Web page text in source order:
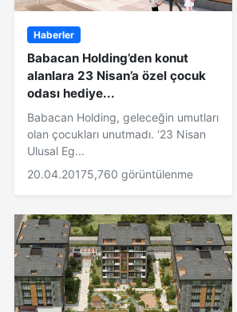
Haberler
Babacan Holding’den konut
alanlara 23 Nisan’a özel çocuk
odası hediye...
Babacan Holding, geleceğin umutları
olan çocukları unutmadı. ‘23 Nisan
Ulusal Eg...
20.04.20175,760 görüntülenme